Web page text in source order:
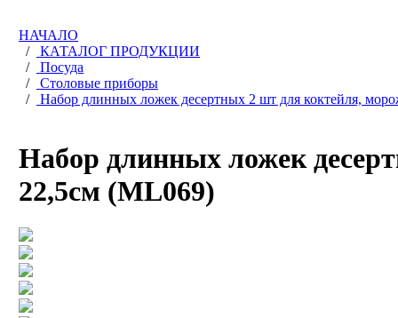
НАЧАЛО
/
КАТАЛОГ ПРОДУКЦИИ
/
Посуда
/
Столовые приборы
/
Набор длинных ложек десертных 2 шт для коктейля,
Набор длинных ложек
22,5см (ML069)